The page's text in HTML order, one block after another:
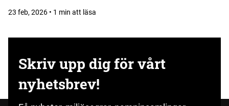
23 feb, 2026 • 1 min att läsa
Skriv upp dig för vårt
nyhetsbrev!